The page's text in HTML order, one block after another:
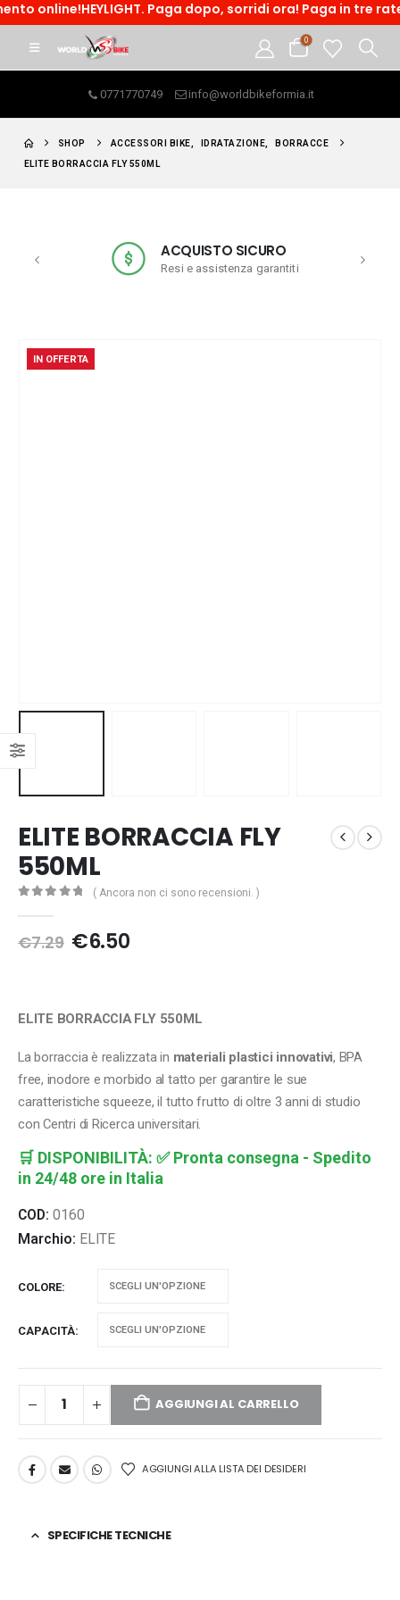
Paga dopo, sorridi ora! Paga in tre rate o
0
0771770749 info@worldbikeformia.it
SHOP ACCESSORI BIKE IDRATAZIONE BORRACCE
ELITE BORRACCIA FLY 550ML
ACQUISTO SICURO
Resi e assistenza garantiti
IN OFFERTA
ELITE BORRACCIA FLY
550ML
( Ancora non ci sono recensioni. )
€7.29 Il
€7.29.
€6.50Il
€6.50.
ELITE BORRACCIA FLY 550ML
La borraccia è realizzata in materiali plastici innovativi, BPA
free, inodore e morbido al tatto per garantire le sue
caratteristiche squeeze, il tutto frutto di oltre 3 anni di studio
con Centri di Ricerca universitari.
🛒 DISPONIBILITÀ: ✅ Pronta consegna - Spedito
in 24/48 ore in Italia
COD: 0160
Marchio: ELITE
COLORE
CAPACITÀ
AGGIUNGI AL CARRELLO
AGGIUNGI ALLA LISTA DEI DESIDERI
SPECIFICHE TECNICHE